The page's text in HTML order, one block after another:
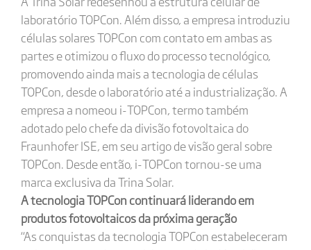
laboratório TOPCon. Além disso, a empresa introduziu
células solares TOPCon com contato em ambas as
partes e otimizou o fluxo do processo tecnológico,
promovendo ainda mais a tecnologia de células
TOPCon, desde o laboratório até a industrialização. A
empresa a nomeou i-TOPCon, termo também
adotado pelo chefe da divisão fotovoltaica do
Fraunhofer ISE, em seu artigo de visão geral sobre
TOPCon. Desde então, i-TOPCon tornou-se uma
marca exclusiva da Trina Solar.
A tecnologia TOPCon continuará liderando em
produtos fotovoltaicos da próxima geração
“As conquistas da tecnologia TOPCon estabeleceram